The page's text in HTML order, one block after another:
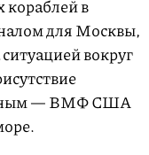
в
для Москвы,
вокруг
— ВМФ США